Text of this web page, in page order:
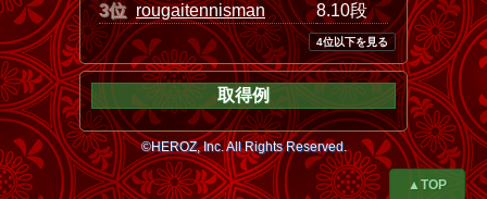
3位 rougaitennisman 8.10段
4位以下を見る
取得例
©HEROZ, Inc. All Rights Reserved.
▲TOP